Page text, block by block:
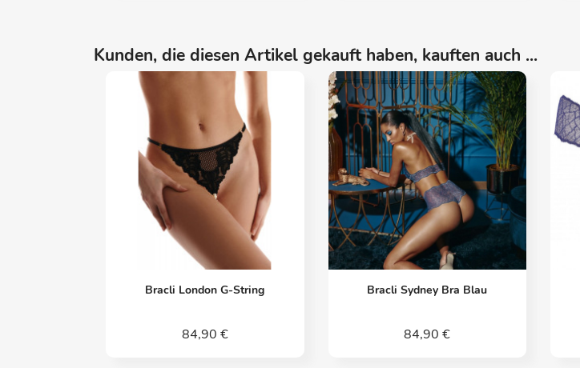
Kunden, die diesen Artikel gekauft haben, kauften auch ...
Vorschau
Bracli London G-String
84,90 €
Vorschau
Bracli Sydney Bra Blau
84,90 €